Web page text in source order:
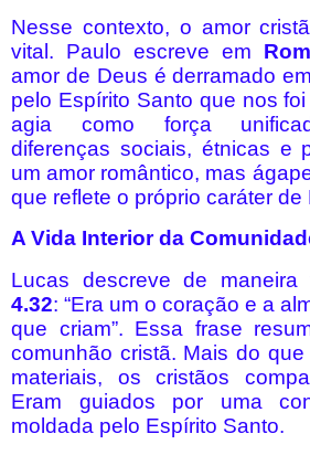
Nesse contexto, o amor
vital. Paulo escreve em
amor de Deus é derramado
pelo Espírito Santo que nos
agia como força
diferenças sociais, étnicas e
um amor romântico, mas
que reflete o próprio caráter de
A Vida Interior da
Lucas descreve de maneira
4.32: “Era um o coração e a
que criam”. Essa frase
comunhão cristã. Mais do
materiais, os cristãos
Eram guiados por uma
moldada pelo Espírito Santo.